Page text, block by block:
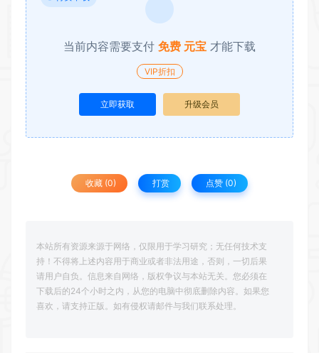
当前内容需要支付 免费 元宝 才能下载
VIP折扣
立即获取 升级会员
收藏 (0) 打赏 点赞 (0)
本站所有资源来源于网络，仅限用于学习研究；无任何技术支
持！不得将上述内容用于商业或者非法用途，否则，一切后果
请用户自负。信息来自网络，版权争议与本站无关。您必须在
下载后的24个小时之内，从您的电脑中彻底删除内容。如果您
喜欢，请支持正版。如有侵权请邮件与我们联系处理。